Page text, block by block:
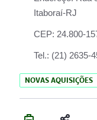
Itaboraí-RJ
CEP: 24.800-
Tel.: (21) 2635-
NOVAS AQUISIÇÕES